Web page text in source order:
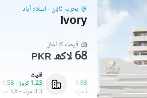
بحریہ ٹاؤن - اسلام آباد
Ivory
قیمت کا آغاز
PKR 68 لاکھ
فلیٹ
1.23 کروڑ
-1.58 کروڑ
3.3 مرلہ
-3.8 مرلہ
دکانات
73.79 لاکھ
3.88 کروڑ
0.6 مرلہ
- 2.1 مرلہ